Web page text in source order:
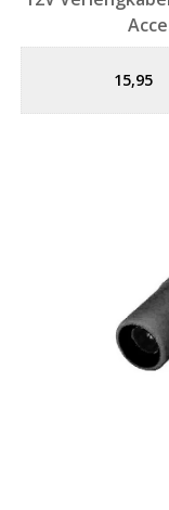
15,95